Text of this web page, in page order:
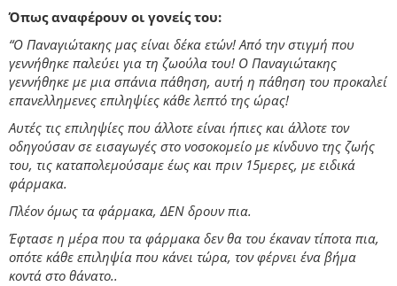
Όπως αναφέρουν οι γονείς του:
“Ο Παναγιώτακης μας είναι δέκα ετών! Από την στιγμή που
γεννήθηκε παλεύει για τη ζωούλα του! Ο Παναγιώτακης
γεννήθηκε με μια σπάνια πάθηση, αυτή η πάθηση του προκαλεί
επανελλημενες επιληψίες κάθε λεπτό της ώρας!
Αυτές τις επιληψίες που άλλοτε είναι ήπιες και άλλοτε τον
οδηγούσαν σε εισαγωγές στο νοσοκομείο με κίνδυνο της ζωής
του, τις καταπολεμούσαμε έως και πριν 15μερες, με ειδικά
φάρμακα.
Πλέον όμως τα φάρμακα, ΔΕΝ δρουν πια.
Έφτασε η μέρα που τα φάρμακα δεν θα του έκαναν τίποτα πια,
οπότε κάθε επιληψία που κάνει τώρα, τον φέρνει ένα βήμα
κοντά στο θάνατο..